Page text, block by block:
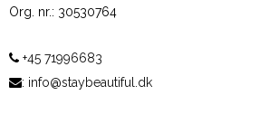
Org. nr.: 30530764
+45 71996683
: info@staybeautiful.dk